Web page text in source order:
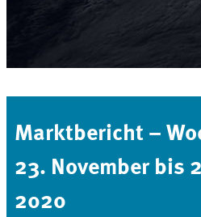
Marktbericht –
23. November bis
2020